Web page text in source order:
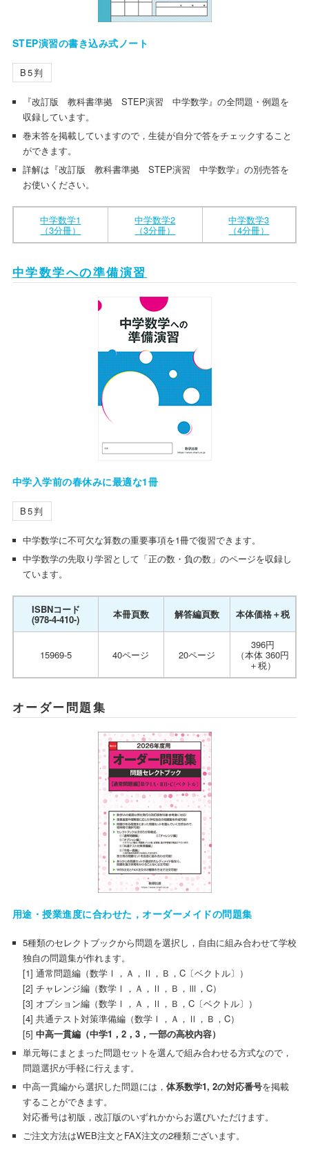
STEP演習の書き込み式ノート
B5判
『改訂版 教科書準拠 STEP演習 中学数学』の全問題・例題を
収録しています。
巻末答を掲載していますので，生徒が自分で答をチェックすること
ができます。
詳解は『改訂版 教科書準拠 STEP演習 中学数学』の別売答を
お使いください。
中学数学1
（3分冊）
中学数学2
（3分冊）
中学数学3
（4分冊）
中学数学への準備演習
中学入学前の春休みに最適な1冊
B5判
中学数学に不可欠な算数の重要事項を1冊で復習できます。
中学数学の先取り学習として「正の数・負の数」のページを収録し
ています。
ISBNコード
(978-4-410-) 本冊頁数 解答編頁数 本体価格＋税
15969-5 40ページ 20ページ
396円
（本体 360円
＋税）
オーダー問題集
用途・授業進度に合わせた，オーダーメイドの問題集
5種類のセレクトブックから問題を選択し，自由に組み合わせて学校
独自の問題集が作れます。
[1] 通常問題編（数学Ⅰ，Ａ，Ⅱ，Ｂ，C〔ベクトル〕）
[2] チャレンジ編（数学Ⅰ，Ａ，Ⅱ，Ｂ，Ⅲ，C）
[3] オプション編（数学Ⅰ，Ａ，Ⅱ，Ｂ，C〔ベクトル〕）
[4] 共通テスト対策準備編（数学Ⅰ，Ａ，Ⅱ，Ｂ，C）
[5] 中高一貫編（中学1，2，3，一部の高校内容）
単元毎にまとまった問題セットを選んで組み合わせる方式なので，
問題選択が手軽に行えます。
中高一貫編から選択した問題には， 体系数学1, 2の対応番号を掲載
することができます。
対応番号は初版，改訂版のいずれかからお選びいただけます。
ご注文方法はWEB注文とFAX注文の2種類ございます。